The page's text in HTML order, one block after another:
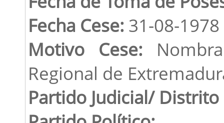
Fecha Cese: 31-08-1978
Motivo Cese:
Regional de
Partido Judicial/ Distrito